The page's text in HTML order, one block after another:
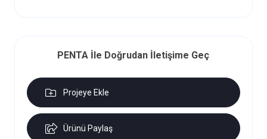
PENTA İle Doğrudan İletişime Geç
Projeye Ekle
Ürünü Paylaş